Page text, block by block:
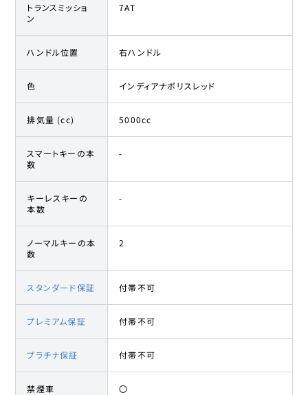
トランスミッショ
ン
7AT
ハンドル位置 右ハンドル
色 インディアナポリスレッド
排気量 (cc) 5000cc
スマートキーの本
数
-
キーレスキーの
本数
-
ノーマルキーの本
数
2
スタンダード保証 付帯不可
プレミアム保証 付帯不可
プラチナ保証 付帯不可
禁煙車 〇